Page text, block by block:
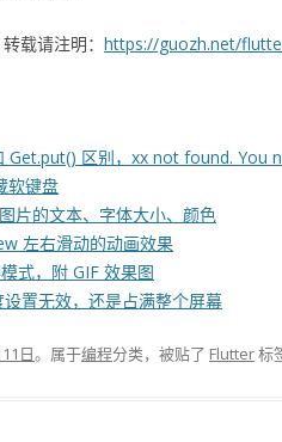
载请注明： https://guozh.net/
Get.put() 区别，xx not found. You
软键盘
片的文本、字体大小、颜色
左右滑动的动画效果
式，附 GIF 效果图
置无效，还是占满整个屏幕
日。属于编程分类，被贴了 Flutter标